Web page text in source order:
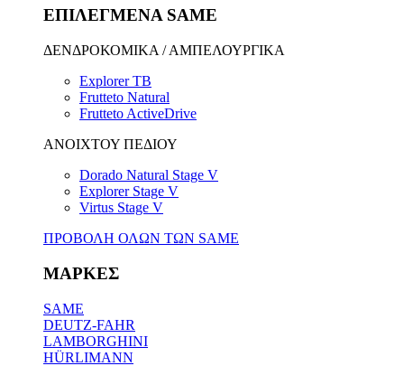
ΕΠΙΛΕΓΜΕΝΑ SAME
ΔΕΝΔΡΟΚΟΜΙΚΑ / ΑΜΠΕΛΟΥΡΓΙΚΑ
Explorer TB
Frutteto Natural
Frutteto ActiveDrive
ΑΝΟΙΧΤΟΥ ΠΕΔΙΟΥ
Dorado Natural Stage V
Explorer Stage V
Virtus Stage V
ΠΡΟΒΟΛΗ ΟΛΩΝ ΤΩΝ SAME
ΜΑΡΚΕΣ
SAME
DEUTZ-FAHR
LAMBORGHINI
HÜRLIMANN